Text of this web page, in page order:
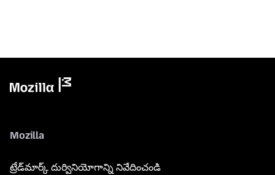
Mozilla
ట్రేడ్‌మార్క్ దుర్వినియోగాన్ని నివేదించండి